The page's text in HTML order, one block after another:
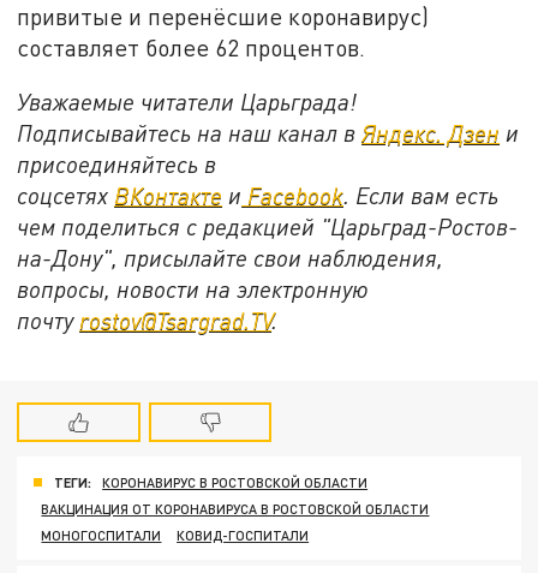
привитые и перенёсшие коронавирус)
составляет более 62 процентов.
Уважаемые читатели Царьграда!
Подписывайтесь на наш канал вЯндекс. Дзен и
присоединяйтесь в
соцсетях ВКонтакте и Facebook. Если вам есть
чем поделиться с редакцией "Царьград-Ростов-
на-Дону", присылайте свои наблюдения,
вопросы, новости на электронную
почту rostov@Tsargrad.TV.
ТЕГИ:
КОРОНАВИРУС В РОСТОВСКОЙ ОБЛАСТИ
ВАКЦИНАЦИЯ ОТ КОРОНАВИРУСА В РОСТОВСКОЙ ОБЛАСТИ
МОНОГОСПИТАЛИ
КОВИД-ГОСПИТАЛИ